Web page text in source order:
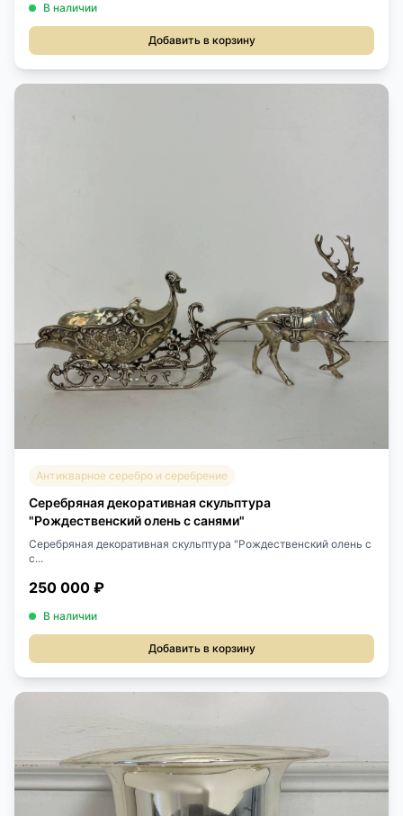
В наличии
Добавить в корзину
Антикварное серебро и серебрение
Серебряная декоративная скульптура
"Рождественский олень с санями"
Серебряная декоративная скульптура "Рождественский олень с
с...
250 000 ₽
В наличии
Добавить в корзину